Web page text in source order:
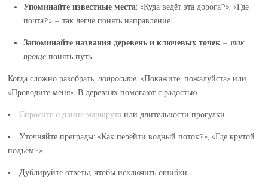
Упоминайте известные места: «Куда ведёт эта дорога?», «Где
почта?» – так легче понять направление.
Запоминайте названия деревень и ключевых точек – так
проще понять путь.
Когда сложно разобрать, попросите: «Покажите, пожалуйста» или
«Проводите меня». В деревнях помогают с радостью .
Спросите о длине маршрута или длительности прогулки.
Уточняйте преграды: «Как перейти водный поток?», «Где крутой
подъём?».
Дублируйте ответы, чтобы исключить ошибки.